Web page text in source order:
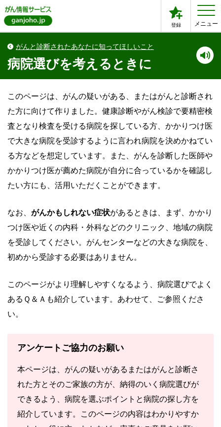
登録 メニュー
がんと診断されたあなたに知ってほしいこと
病院選びを考えるときに
このページは、がんの疑いがある、またはがんと診断され
た方に向けて作りました。健康診断やがん検診で要精密検
査となり検査を受ける病院を探している方、かかりつけ医
で大きな病院を受診するように言われ病院を決めかねてい
る方などを想定しています。また、がんを診断した医師や
かかりつけ医が薦めた病院が自分に合っているかを確認し
たい方にも、活用いただくことができます。
なお、 がんかもしれない症状があるときは、まず、かかり
つけ医や近くの内科・外科などのクリニック、地域の病院
を受診してください。がんセンターなどの大きな病院を、
初めから受診する必要はありません。
このページがより理解しやすくなるよう、病院選びでよく
あるＱ＆Ａも紹介しています。あわせて、ご参照くださ
い。
アンケートご協力のお願い
本ページは、がんの疑いがあるまたはがんと診断さ
れた方とそのご家族の方が、納得のいく病院選びが
できるよう、病院を選ぶポイントと病院の探し方を
紹介しています。このページの内容はわかりやすか